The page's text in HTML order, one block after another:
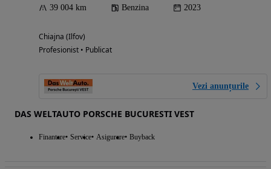
39 004 km Benzina 2023
Chiajna (Ilfov)
Profesionist • Publicat
Vezi anunțurile
DAS WELTAUTO PORSCHE BUCURESTI VEST
Finantare Service Asigurare Buyback